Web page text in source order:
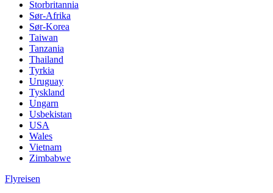
Storbritannia
Sør-Afrika
Sør-Korea
Taiwan
Tanzania
Thailand
Tyrkia
Uruguay
Tyskland
Ungarn
Usbekistan
USA
Wales
Vietnam
Zimbabwe
Flyreisen